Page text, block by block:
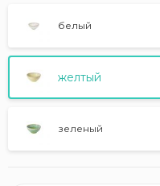
белый
желтый
зеленый